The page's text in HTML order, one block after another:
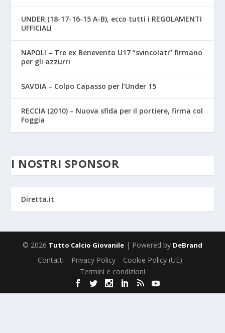
UNDER (18-17-16-15 A-B), ecco tutti i REGOLAMENTI
UFFICIALI
NAPOLI – Tre ex Benevento U17 “svincolati” firmano
per gli azzurri
SAVOIA – Colpo Capasso per l’Under 15
RECCIA (2010) – Nuova sfida per il portiere, firma col
Foggia
I NOSTRI SPONSOR
Diretta.it
© 2026 Tutto Calcio Giovanile | Powered by DeBrand
Contatti Privacy Policy
Cookie Policy (UE)
Termini e condizioni